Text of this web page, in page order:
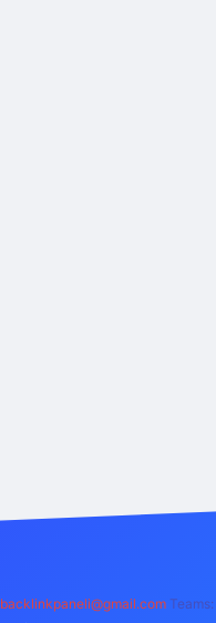
backlinkpaneli@gmail.com Teams: